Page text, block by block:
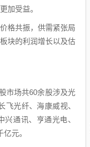
加受益。
格共振，供需紧张局
块的利润增长以及估
市场共60余股涉及光
飞光纤、 海康威视、
兴通讯、 亨通光电、
元。